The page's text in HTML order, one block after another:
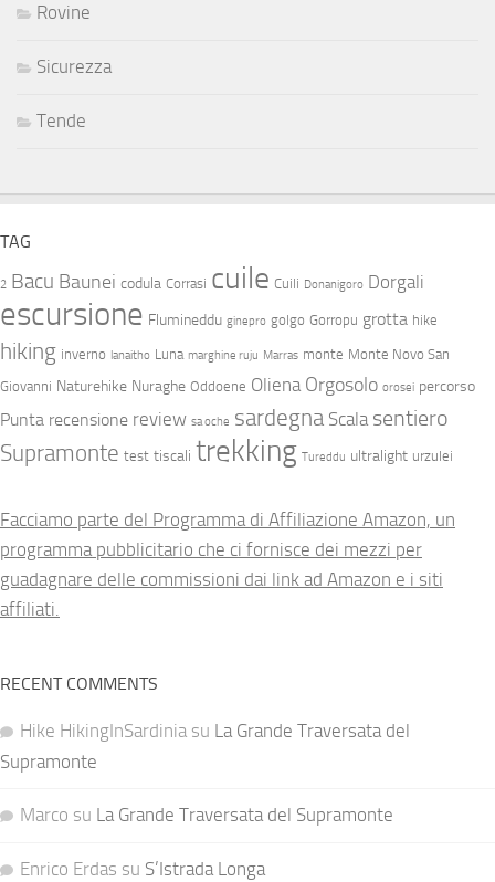
Rovine
Sicurezza
Tende
TAG
2 Bacu Baunei codula Corrasi cuile Cuili Donanigoro Dorgali
escursione Flumineddu ginepro golgo Gorropu grotta hike
hiking inverno lanaitho Luna marghine ruju Marras monte Monte Novo San
Giovanni Naturehike Nuraghe Oddoene Oliena Orgosolo orosei percorso
Punta recensione review sa oche sardegna Scala sentiero
Supramonte test tiscali trekking Tureddu ultralight urzulei
Facciamo parte del Programma di Affiliazione Amazon, un
programma pubblicitario che ci fornisce dei mezzi per
guadagnare delle commissioni dai link ad Amazon e i siti
affiliati.
RECENT COMMENTS
Hike HikingInSardinia su La Grande Traversata del
Supramonte
Marco su La Grande Traversata del Supramonte
Enrico Erdas su S’Istrada Longa